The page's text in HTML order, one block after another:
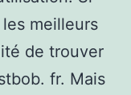
meilleurs
de trouver
fr. Mais